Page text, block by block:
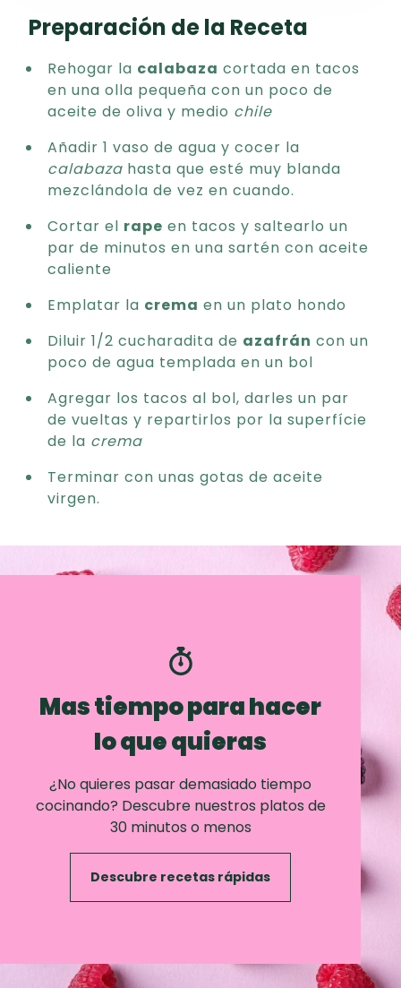
Preparación de la Receta
Rehogar la calabaza cortada en tacos
en una olla pequeña con un poco de
aceite de oliva y medio chile
Añadir 1 vaso de agua y cocer la
calabaza hasta que esté muy blanda
mezclándola de vez en cuando.
Cortar el rape en tacos y saltearlo un
par de minutos en una sartén con aceite
caliente
Emplatar la crema en un plato hondo
Diluir 1/2 cucharadita de azafrán con un
poco de agua templada en un bol
Agregar los tacos al bol, darles un par
de vueltas y repartirlos por la superfície
de la crema
Terminar con unas gotas de aceite
virgen.
Mas tiempo para hacer
lo que quieras
¿No quieres pasar demasiado tiempo
cocinando? Descubre nuestros platos de
30 minutos o menos
Descubre recetas rápidas